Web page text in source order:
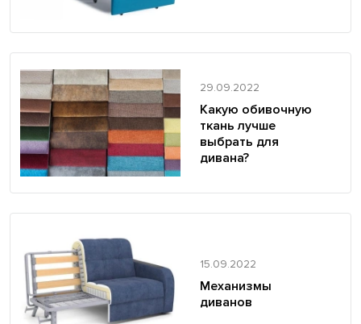
29.09.2022
Какую обивочную
ткань лучше
выбрать для
дивана?
15.09.2022
Механизмы
диванов